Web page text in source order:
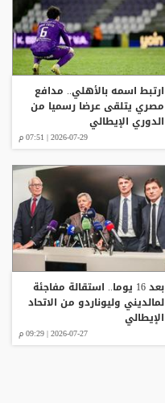
ارتبط اسمه بالأهلي.. مدافع
مصري يتلقى عرضا رسميا من
الدوري الإيطالي
2026-07-29 | 07:51 م
بعد 16 يوما.. استقالة مفاجئة
لمالديني وليوناردو من الاتحاد
الإيطالي
2026-07-27 | 09:29 م